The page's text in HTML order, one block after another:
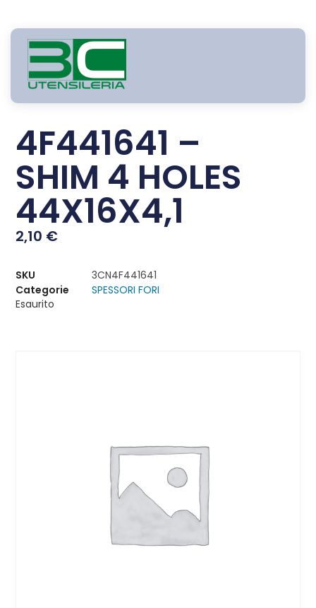
4F441641 –
SHIM 4 HOLES
44X16X4,1
2,10 €
SKU
3CN4F441641
Categorie
SPESSORI FORI
Esaurito